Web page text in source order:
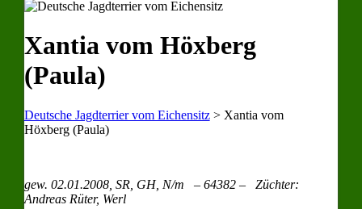
Xantia vom Höxberg
(Paula)
Deutsche Jagdterrier vom Eichensitz> Xantia vom
Höxberg (Paula)
gew. 02.01.2008, SR, GH, N/m – 64382 – Züchter:
Andreas Rüter, Werl